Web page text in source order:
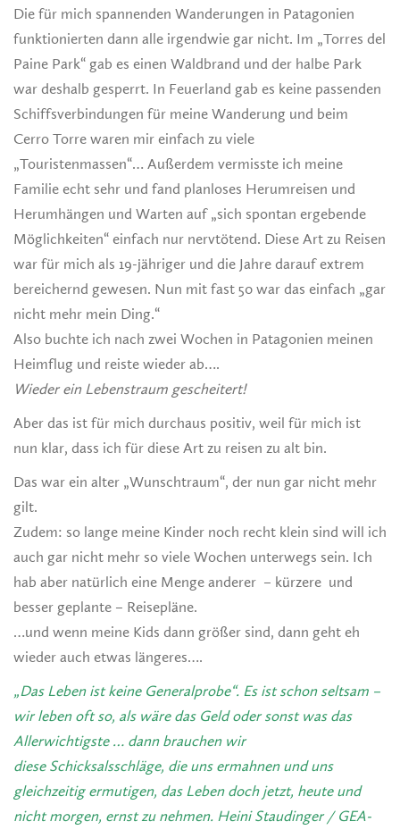
Die für mich spannenden Wanderungen in Patagonien
funktionierten dann alle irgendwie gar nicht. Im „Torres del
Paine Park“ gab es einen Waldbrand und der halbe Park
war deshalb gesperrt. In Feuerland gab es keine passenden
Schiffsverbindungen für meine Wanderung und beim
Cerro Torre waren mir einfach zu viele
„Touristenmassen“… Außerdem vermisste ich meine
Familie echt sehr und fand planloses Herumreisen und
Herumhängen und Warten auf „sich spontan ergebende
Möglichkeiten“ einfach nur nervtötend. Diese Art zu Reisen
war für mich als 19-jähriger und die Jahre darauf extrem
bereichernd gewesen. Nun mit fast 50 war das einfach „gar
nicht mehr mein Ding.“
Also buchte ich nach zwei Wochen in Patagonien meinen
Heimflug und reiste wieder ab….
Wieder ein Lebenstraum gescheitert!
Aber das ist für mich durchaus positiv, weil für mich ist
nun klar, dass ich für diese Art zu reisen zu alt bin.
Das war ein alter „Wunschtraum“, der nun gar nicht mehr
gilt.
Zudem: so lange meine Kinder noch recht klein sind will ich
auch gar nicht mehr so viele Wochen unterwegs sein. Ich
hab aber natürlich eine Menge anderer – kürzere und
besser geplante – Reisepläne.
…und wenn meine Kids dann größer sind, dann geht eh
wieder auch etwas längeres….
„Das Leben ist keine Generalprobe“. Es ist schon seltsam –
wir leben oft so, als wäre das Geld oder sonst was das
Allerwichtigste … dann brauchen wir
diese Schicksalsschläge, die uns ermahnen und uns
gleichzeitig ermutigen, das Leben doch jetzt, heute und
nicht morgen, ernst zu nehmen. Heini Staudinger / GEA-